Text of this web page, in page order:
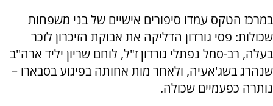
במרכז הטקס עמדו סיפורים אישיים של בני משפחות
שכולות: פסי גורדון הדליקה את אבוקת הזיכרון לזכר
בעלה, רב-סמל נפתלי גורדון ז"ל, לוחם שריון יליד ארה"ב
שנהרג בשג'אעיה, ולאחר מות אחותה בפיגוע בסבארו –
נותרה כפעמיים שכולה.